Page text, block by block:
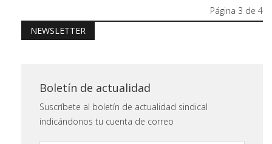
Página 3 de 4
NEWSLETTER
Boletín de actualidad
Suscríbete al boletín de actualidad sindical
indicándonos tu cuenta de correo